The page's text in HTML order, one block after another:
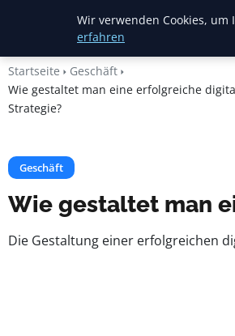
Heide Rundum
Startseite
Geschäft
Wie gestaltet man eine erfolgreiche
Strategie?
Geschäft
Wie gestaltet man
Die Gestaltung einer erfolgreichen
Wir verwenden Cookies,
erfahren